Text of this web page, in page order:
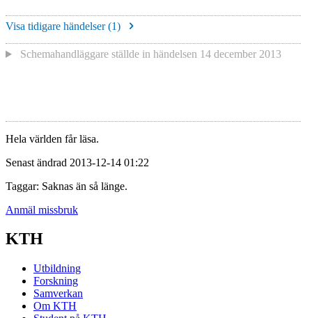
Visa tidigare händelser (1)
Schemahandläggare ställde in händelsen 14 december 2013
Hela världen får läsa.
Senast ändrad 2013-12-14 01:22
Taggar: Saknas än så länge.
Anmäl missbruk
KTH
Utbildning
Forskning
Samverkan
Om KTH